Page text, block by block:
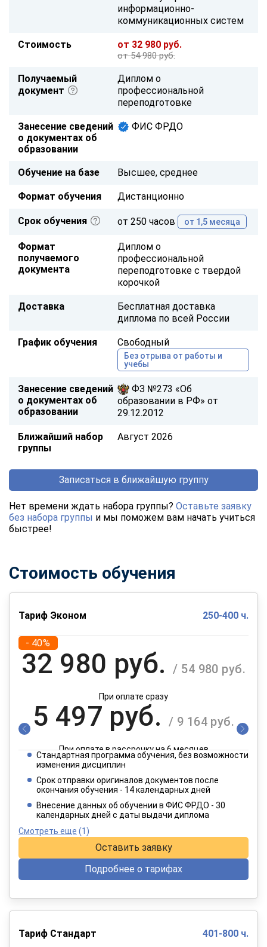
информационно-
коммуникационных систем
Стоимость от 32 980 руб.
от 54 980 руб.
Получаемый
документ
Диплом о
профессиональной
переподготовке
Занесение сведений
о документах об
образовании
ФИС ФРДО
Обучение на базе Высшее, среднее
Формат обучения Дистанционно
Срок обучения от 250 часов от 1,5 месяца
Формат
получаемого
документа
Диплом о
профессиональной
переподготовке с твердой
корочкой
Доставка
Бесплатная доставка
диплома по всей России
График обучения Свободный
Без отрыва от работы и
учебы
Занесение сведений
о документах об
образовании
ФЗ №273 «Об
образовании в РФ» от
29.12.2012
Ближайший набор
группы
Август 2026
Записаться в ближайшую группу
Нет времени ждать набора группы? Оставьте заявку
без набора группы и мы поможем вам начать учиться
быстрее!
Стоимость обучения
Тариф Эконом 250-400 ч.
- 40%
32 980 руб. / 54 980 руб.
При оплате сразу
5 497 руб. / 9 164 руб.
При оплате в рассрочку на 6 месяцев
2 749 руб.
При оплате в рассрочку на 12 месяцев
Стандартная программа обучения, без возможности
изменения дисциплин
Срок отправки оригиналов документов после
окончания обучения - 14 календарных дней
Внесение данных об обучении в ФИС ФРДО - 30
календарных дней с даты выдачи диплома
Смотреть еще (1)
Оставить заявку
Подробнее о тарифах
Тариф Стандарт 401-800 ч.